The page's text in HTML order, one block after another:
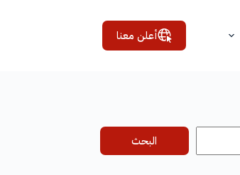
أعلن معنا
البحث